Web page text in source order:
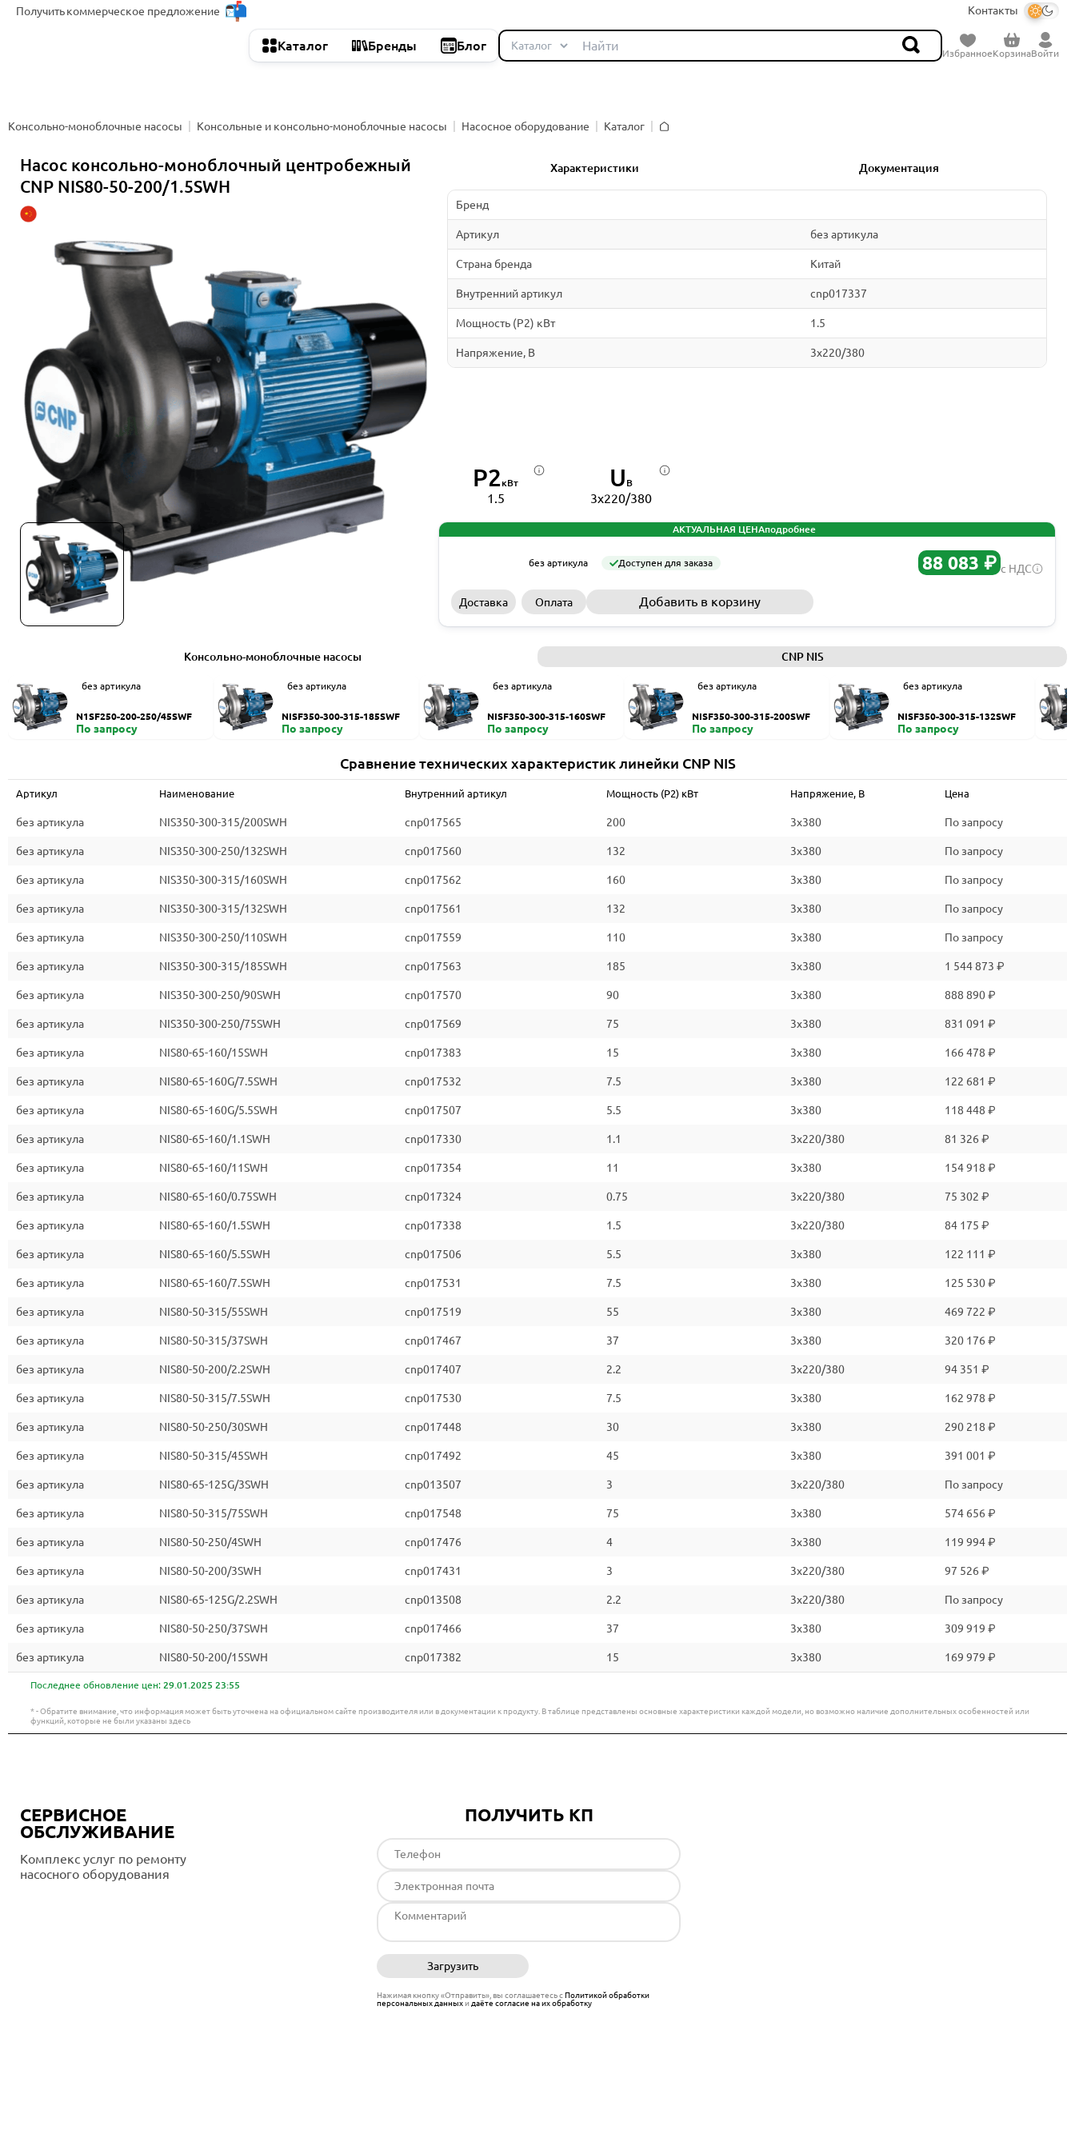
Получитькоммерческое предложение Контакты
Каталог Бренды Блог
ИзбранноеКорзинаВойти
Консольно-моноблочные насосы Консольные и консольно-моноблочные насосы Насосное оборудование
Каталог
Насос консольно-моноблочный центробежный
CNP NIS80-50-200/1.5SWH
Характеристики Документация
Бренд
Артикул без артикула
Страна бренда Китай
Внутренний артикул cnp017337
Мощность (P2) кВт 1.5
Напряжение, В 3x220/380
P2кВт
1.5
U В
3x220/380
АКТУАЛЬНАЯ ЦЕНАподробнее
без артикула Доступен для заказа 88 083 ₽ с НДС
Доставка Оплата Добавить в корзину
Консольно-моноблочные насосы CNP NIS
без артикула
N1SF250-200-250/45SWF
По запросу
без артикула
NISF350-300-315-185SWF
По запросу
без артикула
NISF350-300-315-160SWF
По запросу
без артикула
NISF350-300-315-200SWF
По запросу
без артикула
NISF350-300-315-132SWF
По запросу
Сравнение технических характеристик линейки CNP NIS
Артикул Наименование Внутренний артикул Мощность (P2) кВт Напряжение, В Цена
без артикула NIS350-300-315/200SWH cnp017565 200 3x380 По запросу
без артикула NIS350-300-250/132SWH cnp017560 132 3x380 По запросу
без артикула NIS350-300-315/160SWH cnp017562 160 3x380 По запросу
без артикула NIS350-300-315/132SWH cnp017561 132 3x380 По запросу
без артикула NIS350-300-250/110SWH cnp017559 110 3x380 По запросу
без артикула NIS350-300-315/185SWH cnp017563 185 3x380 1 544 873 ₽
без артикула NIS350-300-250/90SWH cnp017570 90 3x380 888 890 ₽
без артикула NIS350-300-250/75SWH cnp017569 75 3x380 831 091 ₽
без артикула NIS80-65-160/15SWH cnp017383 15 3x380 166 478 ₽
без артикула NIS80-65-160G/7.5SWH cnp017532 7.5 3x380 122 681 ₽
без артикула NIS80-65-160G/5.5SWH cnp017507 5.5 3x380 118 448 ₽
без артикула NIS80-65-160/1.1SWH cnp017330 1.1 3x220/380 81 326 ₽
без артикула NIS80-65-160/11SWH cnp017354 11 3x380 154 918 ₽
без артикула NIS80-65-160/0.75SWH cnp017324 0.75 3x220/380 75 302 ₽
без артикула NIS80-65-160/1.5SWH cnp017338 1.5 3x220/380 84 175 ₽
без артикула NIS80-65-160/5.5SWH cnp017506 5.5 3x380 122 111 ₽
без артикула NIS80-65-160/7.5SWH cnp017531 7.5 3x380 125 530 ₽
без артикула NIS80-50-315/55SWH cnp017519 55 3x380 469 722 ₽
без артикула NIS80-50-315/37SWH cnp017467 37 3x380 320 176 ₽
без артикула NIS80-50-200/2.2SWH cnp017407 2.2 3x220/380 94 351 ₽
без артикула NIS80-50-315/7.5SWH cnp017530 7.5 3x380 162 978 ₽
без артикула NIS80-50-250/30SWH cnp017448 30 3x380 290 218 ₽
без артикула NIS80-50-315/45SWH cnp017492 45 3x380 391 001 ₽
без артикула NIS80-65-125G/3SWH cnp013507 3 3x220/380 По запросу
без артикула NIS80-50-315/75SWH cnp017548 75 3x380 574 656 ₽
без артикула NIS80-50-250/4SWH cnp017476 4 3x380 119 994 ₽
без артикула NIS80-50-200/3SWH cnp017431 3 3x220/380 97 526 ₽
без артикула NIS80-65-125G/2.2SWH cnp013508 2.2 3x220/380 По запросу
без артикула NIS80-50-250/37SWH cnp017466 37 3x380 309 919 ₽
без артикула NIS80-50-200/15SWH cnp017382 15 3x380 169 979 ₽
Последнее обновление цен: 29.01.2025 23:55
* - Обратите внимание, что информация может быть уточнена на официальном сайте производителя или в документации к продукту. В таблице представлены основные характеристики каждой модели, но возможно наличие дополнительных особенностей или
функций, которые не были указаны здесь
СЕРВИСНОЕ
ОБСЛУЖИВАНИЕ
Комплекс услуг по ремонту
насосного оборудования
ПОЛУЧИТЬ КП
Загрузить
Нажимая кнопку «Отправить», вы соглашаетесь сПолитикой обработки
персональных данныхи даёте согласие на их обработку